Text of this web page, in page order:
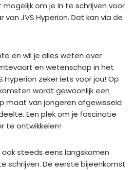
om je in te schrijven voor
JVS Hyperion. Dat kan via de
en wil je alles weten over
en wetenschap in het
Hyperion zeker iets voor jou! Op
wordt gewoonlijk een
maat van jongeren afgewisseld
Een plek om je fascinatie
te ontwikkelen!
steeds eens langskomen
schrijven. De eerste bijeenkomst